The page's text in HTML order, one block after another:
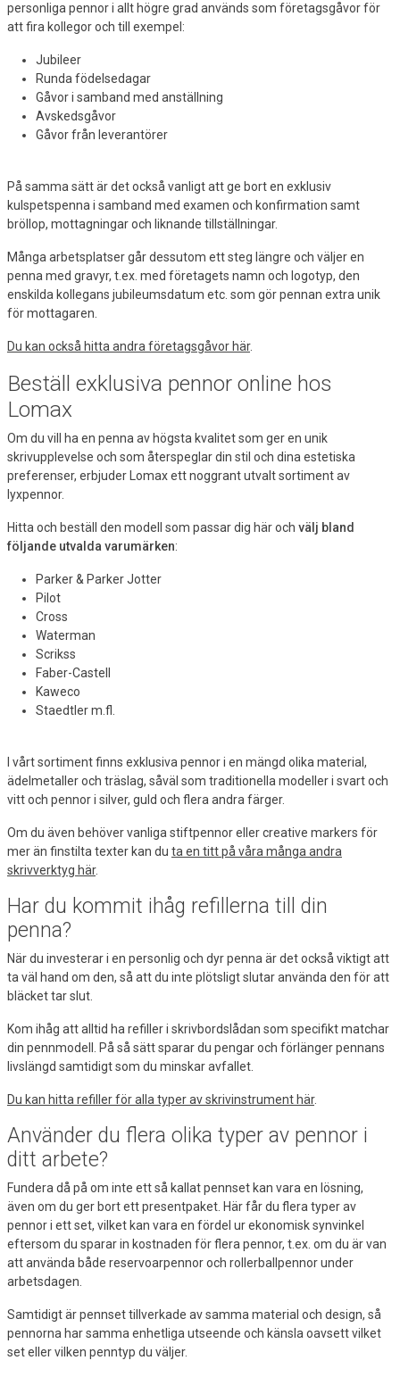
personliga pennor i allt högre grad används som företagsgåvor för
att fira kollegor och till exempel:
Jubileer
Runda födelsedagar
Gåvor i samband med anställning
Avskedsgåvor
Gåvor från leverantörer
På samma sätt är det också vanligt att ge bort en exklusiv
kulspetspenna i samband med examen och konfirmation samt
bröllop, mottagningar och liknande tillställningar.
Många arbetsplatser går dessutom ett steg längre och väljer en
penna med gravyr, t.ex. med företagets namn och logotyp, den
enskilda kollegans jubileumsdatum etc. som gör pennan extra unik
för mottagaren.
Du kan också hitta andra företagsgåvor här.
Beställ exklusiva pennor online hos
Lomax
Om du vill ha en penna av högsta kvalitet som ger en unik
skrivupplevelse och som återspeglar din stil och dina estetiska
preferenser, erbjuder Lomax ett noggrant utvalt sortiment av
lyxpennor.
Hitta och beställ den modell som passar dig här och välj bland
följande utvalda varumärken:
Parker & Parker Jotter
Pilot
Cross
Waterman
Scrikss
Faber-Castell
Kaweco
Staedtler m.fl.
I vårt sortiment finns exklusiva pennor i en mängd olika material,
ädelmetaller och träslag, såväl som traditionella modeller i svart och
vitt och pennor i silver, guld och flera andra färger.
Om du även behöver vanliga stiftpennor eller creative markers för
mer än finstilta texter kan du ta en titt på våra många andra
skrivverktyg här.
Har du kommit ihåg refillerna till din
penna?
När du investerar i en personlig och dyr penna är det också viktigt att
ta väl hand om den, så att du inte plötsligt slutar använda den för att
bläcket tar slut.
Kom ihåg att alltid ha refiller i skrivbordslådan som specifikt matchar
din pennmodell. På så sätt sparar du pengar och förlänger pennans
livslängd samtidigt som du minskar avfallet.
Du kan hitta refiller för alla typer av skrivinstrument här.
Använder du flera olika typer av pennor i
ditt arbete?
Fundera då på om inte ett så kallat pennset kan vara en lösning,
även om du ger bort ett presentpaket. Här får du flera typer av
pennor i ett set, vilket kan vara en fördel ur ekonomisk synvinkel
eftersom du sparar in kostnaden för flera pennor, t.ex. om du är van
att använda både reservoarpennor och rollerballpennor under
arbetsdagen.
Samtidigt är pennset tillverkade av samma material och design, så
pennorna har samma enhetliga utseende och känsla oavsett vilket
set eller vilken penntyp du väljer.